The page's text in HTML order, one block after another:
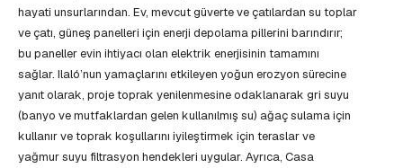
hayati unsurlarından. Ev, mevcut güverte ve çatılardan su toplar
ve çatı, güneş panelleri için enerji depolama pillerini barındırır;
bu paneller evin ihtiyacı olan elektrik enerjisinin tamamını
sağlar. Ilaló’nun yamaçlarını etkileyen yoğun erozyon sürecine
yanıt olarak, proje toprak yenilenmesine odaklanarak gri suyu
(banyo ve mutfaklardan gelen kullanılmış su) ağaç sulama için
kullanır ve toprak koşullarını iyileştirmek için teraslar ve
yağmur suyu filtrasyon hendekleri uygular. Ayrıca, Casa